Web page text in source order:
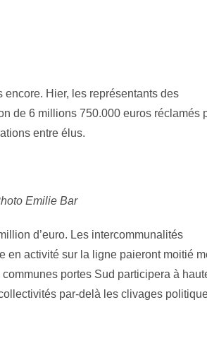
Hier, les représentants des
de 6 millions 750.000 euros réclamés
entre élus.
Emilie Bar
d’euro. Les intercommunalités
en activité sur la ligne paieront moitié
portes Sud participera à
par-delà les clivages